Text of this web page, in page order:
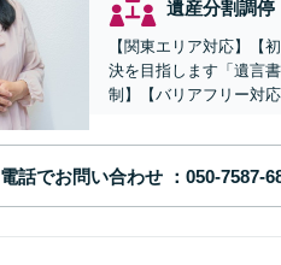
遺産分割調停
【関東エリア対応】【
決を目指します「遺言
制】【バリアフリー対応
電話でお問い合わせ